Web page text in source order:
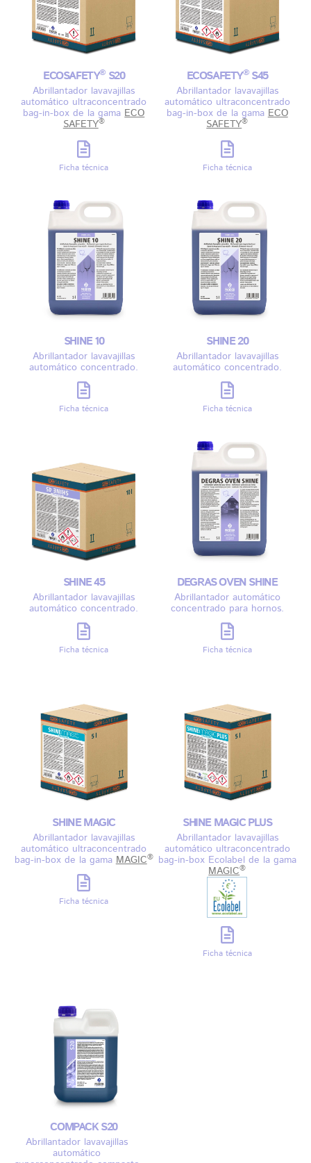
ECOSAFETY® S20
Abrillantador lavavajillas
automático ultraconcentrado
bag-in-box de la gamaECO
SAFETY®
Ficha técnica
ECOSAFETY®S45
Abrillantador lavavajillas
automático ultraconcentrado
bag-in-box de la gamaECO
SAFETY®
Ficha técnica
SHINE 10
Abrillantador lavavajillas
automático concentrado.
Ficha técnica
SHINE 20
Abrillantador lavavajillas
automático concentrado.
Ficha técnica
SHINE 45
Abrillantador lavavajillas
automático concentrado.
Ficha técnica
DEGRAS OVEN SHINE
Abrillantador automático
concentrado para hornos.
Ficha técnica
SHINE MAGIC
Abrillantador lavavajillas
automático ultraconcentrado
bag-in-box de la gamaMAGIC®
Ficha técnica
SHINE MAGIC PLUS
Abrillantador lavavajillas
automático ultraconcentrado
bag-in-box Ecolabel de la gama
MAGIC®
Ficha técnica
COMPACK S20
Abrillantador lavavajillas
automático